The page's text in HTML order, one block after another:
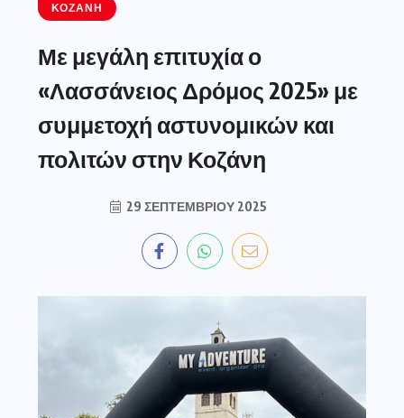
ΚΟΖΆΝΗ
Με μεγάλη επιτυχία ο
«Λασσάνειος Δρόμος 2025» με
συμμετοχή αστυνομικών και
πολιτών στην Κοζάνη
29 ΣΕΠΤΕΜΒΡΊΟΥ 2025